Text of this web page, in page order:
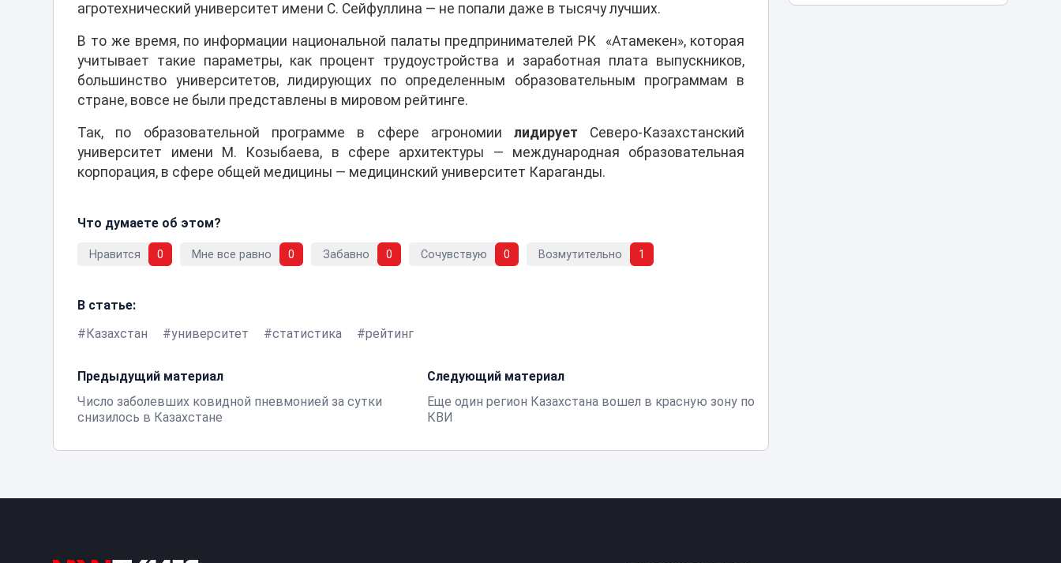
агротехнический университет имени С. Сейфуллина — не попали даже в тысячу лучших.
В то же время, по информации национальной палаты предпринимателей РК «Атамекен», которая
учитывает такие параметры, как процент трудоустройства и заработная плата выпускников,
большинство университетов, лидирующих по определенным образовательным программам в
стране, вовсе не были представлены в мировом рейтинге.
Так, по образовательной программе в сфере агрономиилидирует Северо-Казахстанский
университет имени М. Козыбаева, в сфере архитектуры — международная образовательная
корпорация, в сфере общей медицины — медицинский университет Караганды.
Что думаете об этом?
Нравится 0 Мне все равно 0 Забавно 0 Сочувствую 0 Возмутительно 1
В статье:
Казахстан
университет статистика рейтинг
Предыдущий материал
Число заболевших ковидной пневмонией за сутки
снизилось в Казахстане
Следующий материал
Еще один регион Казахстана вошел в красную зону по
КВИ